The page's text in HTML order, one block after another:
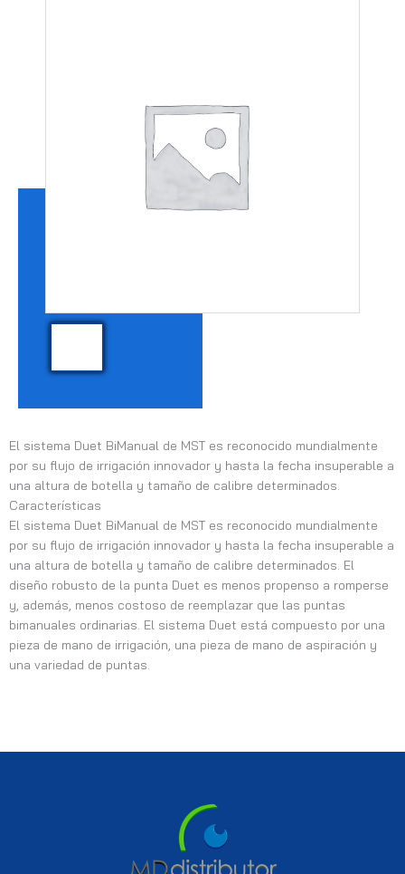
El sistema Duet BiManual de MST es reconocido mundialmente
por su flujo de irrigación innovador y hasta la fecha insuperable a
una altura de botella y tamaño de calibre determinados.
Características
El sistema Duet BiManual de MST es reconocido mundialmente
por su flujo de irrigación innovador y hasta la fecha insuperable a
una altura de botella y tamaño de calibre determinados. El
diseño robusto de la punta Duet es menos propenso a romperse
y, además, menos costoso de reemplazar que las puntas
bimanuales ordinarias. El sistema Duet está compuesto por una
pieza de mano de irrigación, una pieza de mano de aspiración y
una variedad de puntas.